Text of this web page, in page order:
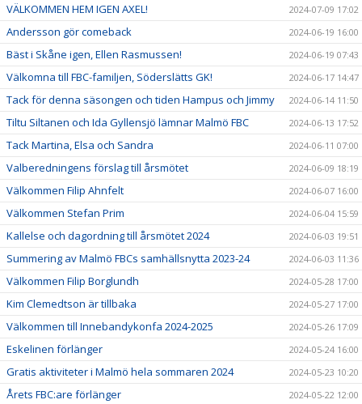
VÄLKOMMEN HEM IGEN AXEL! 2024-07-09 17:02
Andersson gör comeback 2024-06-19 16:00
Bäst i Skåne igen, Ellen Rasmussen! 2024-06-19 07:43
Välkomna till FBC-familjen, Söderslätts GK! 2024-06-17 14:47
Tack för denna säsongen och tiden Hampus och Jimmy 2024-06-14 11:50
Tiltu Siltanen och Ida Gyllensjö lämnar Malmö FBC 2024-06-13 17:52
Tack Martina, Elsa och Sandra 2024-06-11 07:00
Valberedningens förslag till årsmötet 2024-06-09 18:19
Välkommen Filip Ahnfelt 2024-06-07 16:00
Välkommen Stefan Prim 2024-06-04 15:59
Kallelse och dagordning till årsmötet 2024 2024-06-03 19:51
Summering av Malmö FBCs samhällsnytta 2023-24 2024-06-03 11:36
Välkommen Filip Borglundh 2024-05-28 17:00
Kim Clemedtson är tillbaka 2024-05-27 17:00
Välkommen till Innebandykonfa 2024-2025 2024-05-26 17:09
Eskelinen förlänger 2024-05-24 16:00
Gratis aktiviteter i Malmö hela sommaren 2024 2024-05-23 10:20
Årets FBC:are förlänger 2024-05-22 12:00